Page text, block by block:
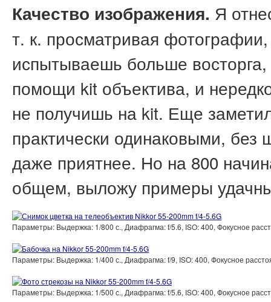
Качество изображения. Я
т. к. просматривая
испытываешь больше
помощи kit объектива, и
не получишь на kit. Еще
практически одинаковыми,
даже приятнее. Но на 800
общем, выложу примеры
Параметры: Выдержка: 1/800 с., Диафрагма: f/5.6, ISO: 400, Фокусное
Параметры: Выдержка: 1/400 с., Диафрагма: f/9, ISO: 400, Фокусное
Параметры: Выдержка: 1/500 с., Диафрагма: f/5.6, ISO: 400, Фокусное